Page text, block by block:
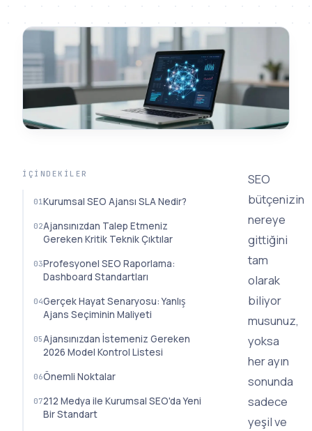
İÇINDEKILER
Kurumsal SEO Ajansı SLA Nedir?
Ajansınızdan Talep Etmeniz
Gereken Kritik Teknik Çıktılar
Profesyonel SEO Raporlama:
Dashboard Standartları
Gerçek Hayat Senaryosu: Yanlış
Ajans Seçiminin Maliyeti
Ajansınızdan İstemeniz Gereken
2026 Model Kontrol Listesi
Önemli Noktalar
212 Medya ile Kurumsal SEO'da Yeni
Bir Standart
SEO
bütçenizin
nereye
gittiğini
tam
olarak
biliyor
musunuz,
yoksa
her ayın
sonunda
sadece
yeşil ve